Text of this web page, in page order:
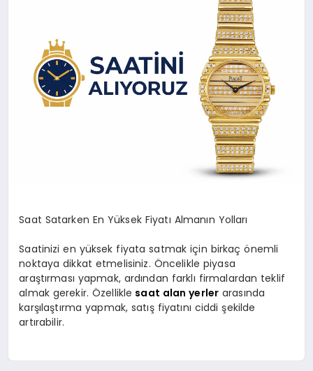
Saat Satarken En Yüksek Fiyatı Almanın Yolları
Saatinizi en yüksek fiyata satmak için birkaç önemli
noktaya dikkat etmelisiniz. Öncelikle piyasa
araştırması yapmak, ardından farklı firmalardan teklif
almak gerekir. Özellikle saat alan yerler arasında
karşılaştırma yapmak, satış fiyatını ciddi şekilde
artırabilir.